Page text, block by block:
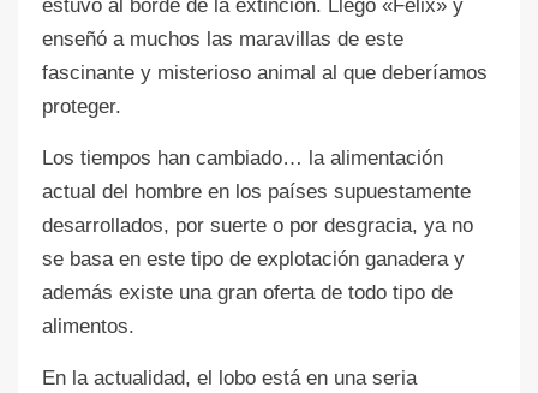
estuvo al borde de la extinción. Llegó «Felix» y
enseñó a muchos las maravillas de este
fascinante y misterioso animal al que deberíamos
proteger.
Los tiempos han cambiado… la alimentación
actual del hombre en los países supuestamente
desarrollados, por suerte o por desgracia, ya no
se basa en este tipo de explotación ganadera y
además existe una gran oferta de todo tipo de
alimentos.
En la actualidad, el lobo está en una seria